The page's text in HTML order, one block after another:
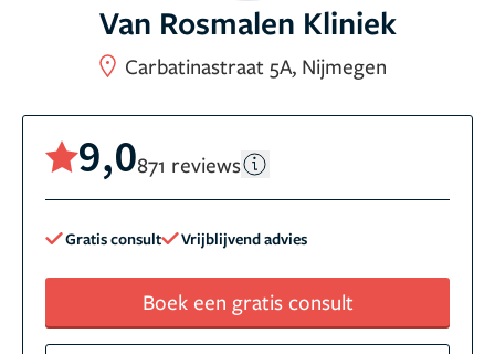
Van Rosmalen Kliniek
Carbatinastraat 5A, Nijmegen
9,0871 reviews
Gratis consult Vrijblijvend advies
Boek een gratis consult